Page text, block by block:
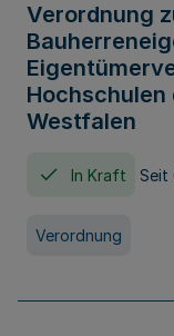
Verordnung
Hochschulen
Westfalen
In Kraft Seit
Verordnung